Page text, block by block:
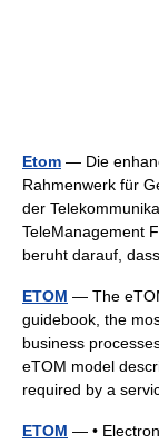
Etom — Die
Rahmenwerk für
der
TeleManagement
beruht darauf,
ETOM — The
guidebook, the
business
eTOM model
required by a
ETOM — •